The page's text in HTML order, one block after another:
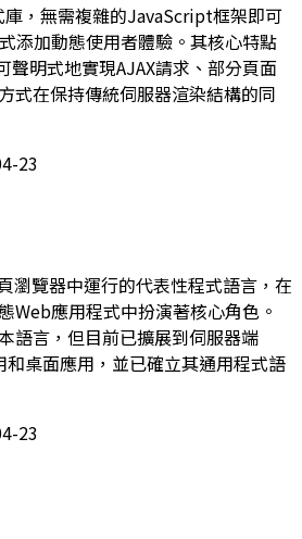
，無需複雜的JavaScript框架即可
添加動態使用者體驗。其核心特點
聲明式地實現AJAX請求、部分頁面
式在保持傳統伺服器渲染結構的同
23
瀏覽器中運行的代表性程式語言，在
Web應用程式中扮演著核心角色。
語言，但目前已擴展到伺服器端
和桌面應用，並已確立其通用程式語
23